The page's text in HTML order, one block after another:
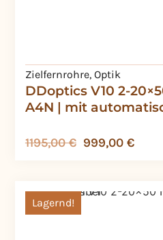
DDoptics V10 2-
A4N | mit
Zielfernrohre, Optik
1195,00€ 999,00 €
Lagernd!